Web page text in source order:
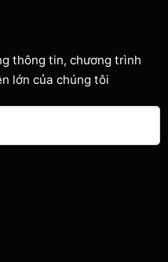
thông tin, chương trình
lớn của chúng tôi